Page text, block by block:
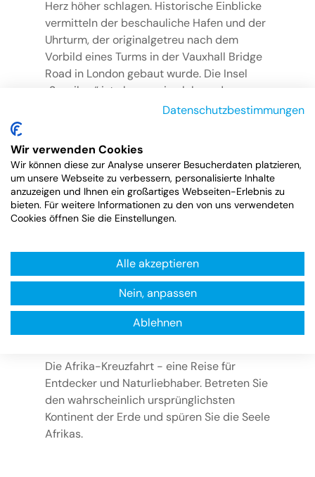
Herz höher schlagen. Historische Einblicke
vermitteln der beschauliche Hafen und der
Uhrturm, der originalgetreu nach dem
Vorbild eines Turms in der Vauxhall Bridge
Road in London gebaut wurde. Die Insel
„Sansibar“ ist ebenso eine lohnende
Destination bei der Afrika-Kreuzfahrt.
die Altstadt der gleichnamigen Stadt
„Sansibar“ zum UNESCO Weltkulturerbe
erklärt. Ein Hauch von Orient begleitet Sie
bei dem Besuch des Sultanspalastes und
dem Beit-el-Ajaib, was etwa „Haus der
Kokospalmen und weißen Sandstränden
macht es leicht, endlich die Seele baumeln
Die Afrika-Kreuzfahrt – Eine Reise voller
Geheimnisse
Die Afrika-Kreuzfahrt - eine Reise für
Entdecker und Naturliebhaber. Betreten Sie
den wahrscheinlich ursprünglichsten
Kontinent der Erde und spüren Sie die Seele
Afrikas.
Datenschutzbestimmungen
Wir verwenden Cookies
Wir können diese zur Analyse unserer Besucherdaten platzieren,
um unsere Webseite zu verbessern, personalisierte Inhalte
anzuzeigen und Ihnen ein großartiges Webseiten-Erlebnis zu
bieten. Für weitere Informationen zu den von uns verwendeten
Cookies öffnen Sie die Einstellungen.
Alle akzeptieren
Nein, anpassen
Ablehnen